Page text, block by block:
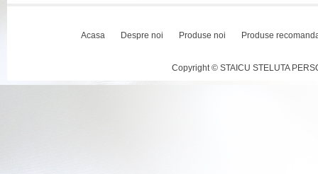
Acasa Despre noi Produse noi Produse
Copyright © STAICU STELUTA